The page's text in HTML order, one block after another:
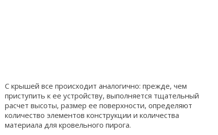
С крышей все происходит аналогично: прежде, чем
приступить к ее устройству, выполняется тщательный
расчет высоты, размер ее поверхности, определяют
количество элементов конструкции и количества
материала для кровельного пирога.